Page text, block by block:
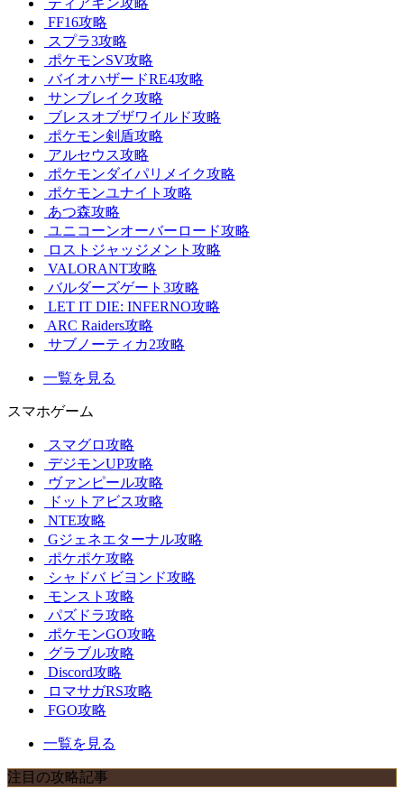
FF16攻略
スプラ3攻略
ポケモンSV攻略
バイオハザードRE4攻略
サンブレイク攻略
ブレスオブザワイルド攻略
ポケモン剣盾攻略
アルセウス攻略
ポケモンダイパリメイク攻略
ポケモンユナイト攻略
あつ森攻略
ユニコーンオーバーロード攻略
ロストジャッジメント攻略
VALORANT攻略
バルダーズゲート3攻略
LET IT DIE: INFERNO攻略
ARC Raiders攻略
サブノーティカ2攻略
一覧を見る
スマホゲーム
スマグロ攻略
デジモンUP攻略
ヴァンピール攻略
ドットアビス攻略
NTE攻略
Gジェネエターナル攻略
ポケポケ攻略
シャドバ ビヨンド攻略
モンスト攻略
パズドラ攻略
ポケモンGO攻略
グラブル攻略
Discord攻略
ロマサガRS攻略
FGO攻略
一覧を見る
注目の攻略記事